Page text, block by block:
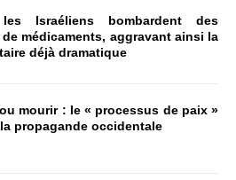
Israéliens bombardent des
médicaments, aggravant ainsi la
déjà dramatique
mourir : le « processus de paix »
propagande occidentale